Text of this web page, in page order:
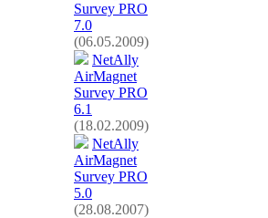
Survey PRO
7.0
(06.05.2009)
NetAlly
AirMagnet
Survey PRO
6.1
(18.02.2009)
NetAlly
AirMagnet
Survey PRO
5.0
(28.08.2007)